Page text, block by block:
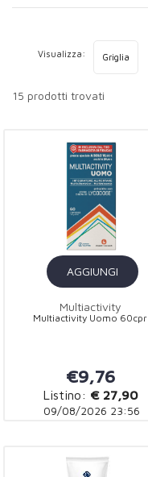
15 prodotti trovati
Visualizza:
AGGIUNGI
Multiactivity
Multiactivity Uomo 60cpr
€9,76
Listino: € 27,90
09/08/2026 23:56